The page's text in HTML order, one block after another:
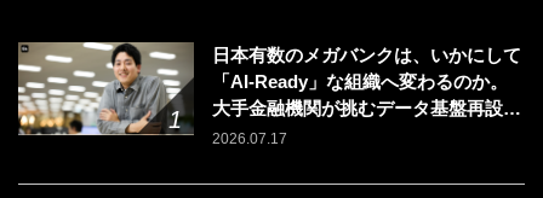
日本有数のメガバンクは、いかにして
「AI-Ready」な組織へ変わるのか。
大手金融機関が挑むデータ基盤再設計
のリアル
2026.07.17